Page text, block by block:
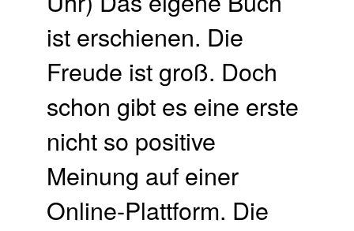
ist erschienen. Die
Freude ist groß. Doch
schon gibt es eine erste
nicht so positive
Meinung auf einer
Online-Plattform. Die